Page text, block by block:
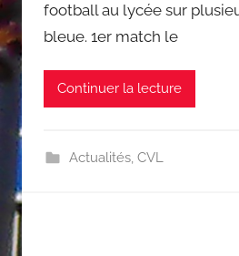
football au lycée sur
bleue. 1er match le
Continuer la lecture
Actualités, CVL